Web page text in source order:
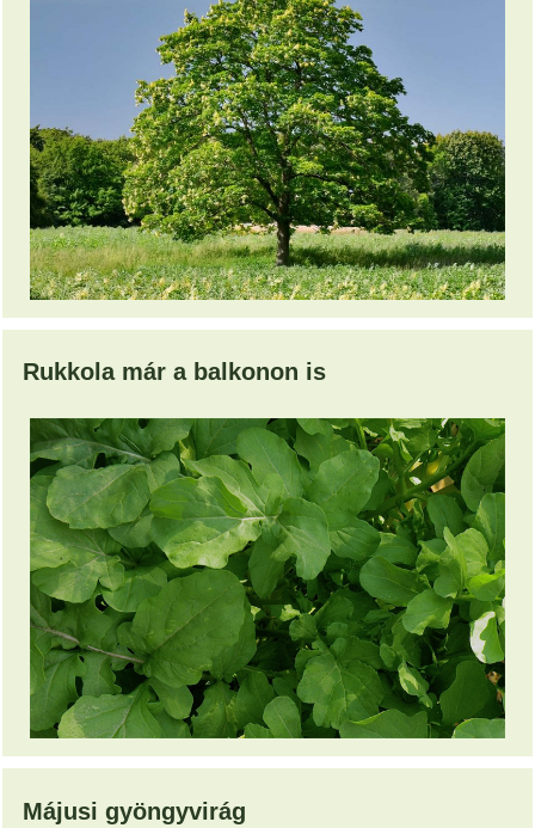
Rukkola már a balkonon is
Májusi gyöngyvirág